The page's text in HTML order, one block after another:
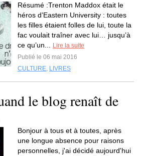
Résumé :Trenton Maddox était le
héros d’Eastern University : toutes
les filles étaient folles de lui, toute la
fac voulait traîner avec lui… jusqu’à
ce qu’un...
Lire la suite
Publié le 06 mai 2016
CULTURE, LIVRES
le blog renaît de
Bonjour à tous et à toutes, après
une longue absence pour raisons
personnelles, j'ai décidé aujourd'hui